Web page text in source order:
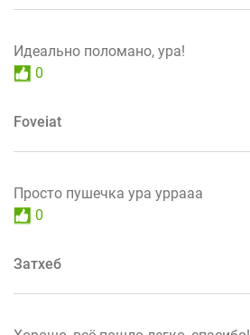
Идеально поломано, ура!
0
Foveiat
Просто пушечка ура уррааа
0
Затхеб